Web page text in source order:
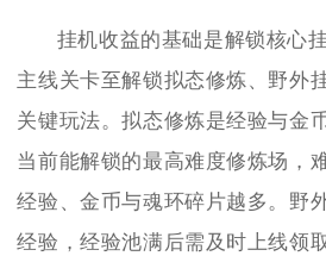
挂机收益的基础是解锁核心
主线关卡至解锁拟态修炼、野外
关键玩法。拟态修炼是经验与金
当前能解锁的最高难度修炼场，
经验、金币与魂环碎片越多。野
经验，经验池满后需及时上线领